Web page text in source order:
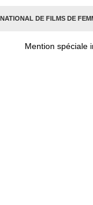
DE FILMS DE
Mention spéciale